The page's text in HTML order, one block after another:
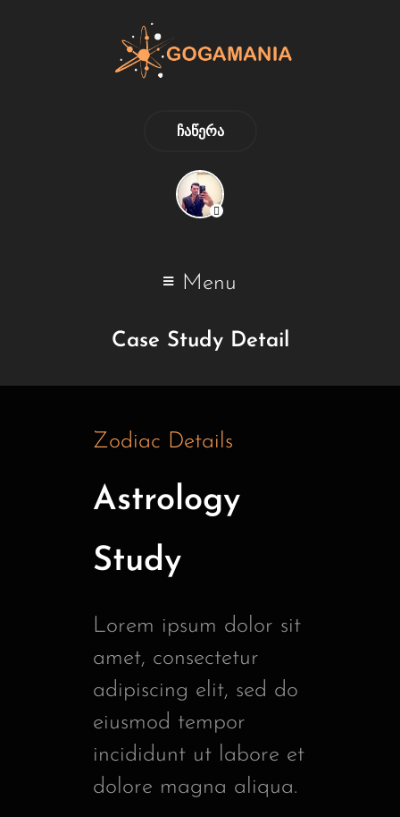
ᲩᲐᲬᲔᲠᲐ
Menu
Case Study Detail
Zodiac Details
Astrology
Study
Lorem ipsum dolor sit
amet, consectetur
adipiscing elit, sed do
eiusmod tempor
incididunt ut labore et
dolore magna aliqua.